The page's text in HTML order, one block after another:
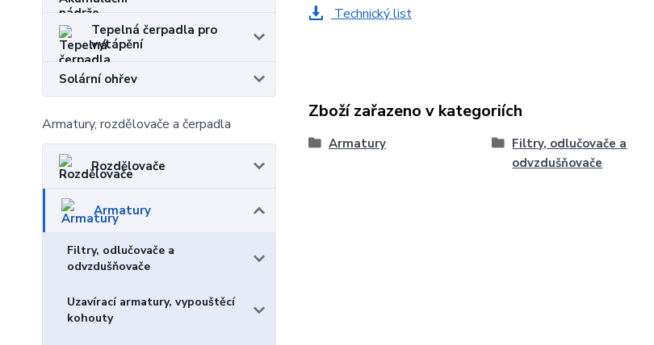
Tepelná čerpadla pro
vytápění
Solární ohřev
Armatury, rozdělovače a čerpadla
Rozdělovače
Armatury
Filtry, odlučovače a
odvzdušňovače
Uzavírací armatury, vypouštěcí
kohouty
Technický list
Zboží zařazeno v kategoriích
Armatury
Filtry, odlučovače a
odvzdušňovače